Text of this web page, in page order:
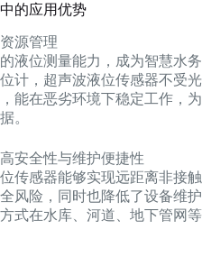
的应用优势
源管理
液位测量能力，成为智慧水务
计，超声波液位传感器不受光
能在恶劣环境下稳定工作，为
。
安全性与维护便捷性
传感器能够实现远距离非接触
风险，同时也降低了设备维护
式在水库、河道、地下管网等